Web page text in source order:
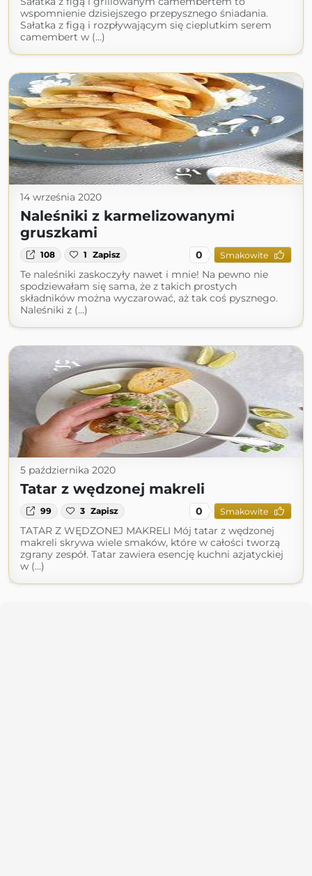
wspomnienie dzisiejszego przepysznego śniadania.
Sałatka z figą i rozpływającym się cieplutkim serem
camembert w (...)
14 września 2020
Naleśniki z karmelizowanymi
gruszkami
108 1 Zapisz 0 Smakowite
Te naleśniki zaskoczyły nawet i mnie! Na pewno nie
spodziewałam się sama, że z takich prostych
składników można wyczarować, aż tak coś pysznego.
Naleśniki z (...)
5 października 2020
Tatar z wędzonej makreli
99 3 Zapisz 0 Smakowite
TATAR Z WĘDZONEJ MAKRELI Mój tatar z wędzonej
makreli skrywa wiele smaków, które w całości tworzą
zgrany zespół. Tatar zawiera esencję kuchni azjatyckiej
w (...)